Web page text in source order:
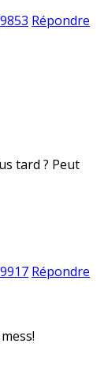
Répondre
tard ? Peut
Répondre